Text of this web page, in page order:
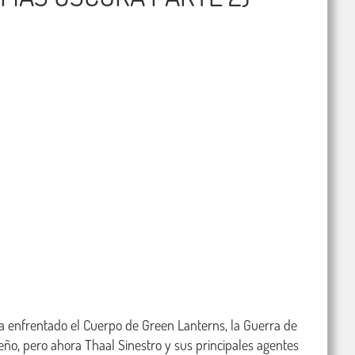
el Cuerpo de Green Lanterns, la Guerra de
pero ahora Thaal Sinestro y sus principales agentes